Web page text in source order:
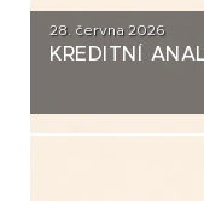
28. června 2026
KREDITNÍ